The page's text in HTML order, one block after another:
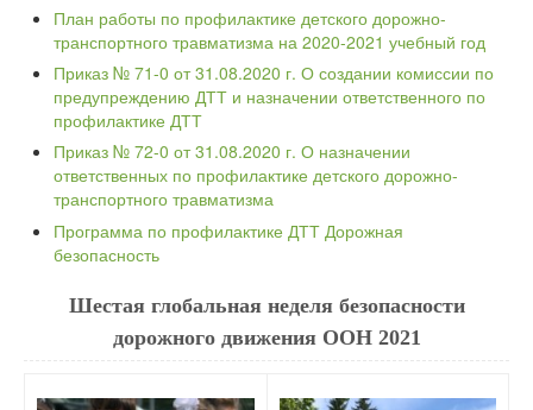
План работы по профилактике детского дорожно-
транспортного травматизма на 2020-2021 учебный год
Приказ № 71-0 от 31.08.2020 г. О создании комиссии по
предупреждению ДТТ и назначении ответственного по
профилактике ДТТ
Приказ № 72-0 от 31.08.2020 г. О назначении
ответственных по профилактике детского дорожно-
транспортного травматизма
Программа по профилактике ДТТ Дорожная
безопасность
Шестая глобальная неделя безопасности
дорожного движения ООН 2021